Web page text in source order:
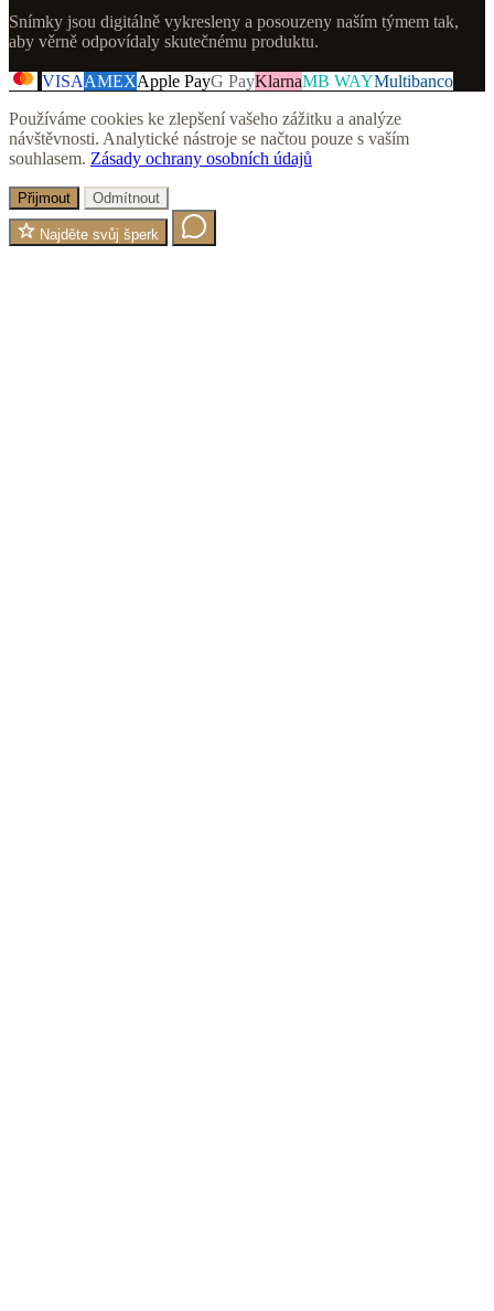
Snímky jsou digitálně vykresleny a posouzeny naším týmem tak,
aby věrně odpovídaly skutečnému produktu.
VISAAMEXApple PayG PayKlarnaMB WAYMultibanco
Používáme cookies ke zlepšení vašeho zážitku a analýze
návštěvnosti. Analytické nástroje se načtou pouze s vaším
souhlasem. Zásady ochrany osobních údajů
Přijmout Odmítnout
Najděte svůj šperk